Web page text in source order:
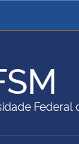
Ministério
Ministério
Federal